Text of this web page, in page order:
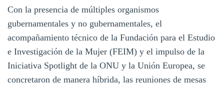
Con la presencia de múltiples organismos
gubernamentales y no gubernamentales, el
acompañamiento técnico de la Fundación para el Estudio
e Investigación de la Mujer (FEIM) y el impulso de la
Iniciativa Spotlight de la ONU y la Unión Europea, se
concretaron de manera híbrida, las reuniones de mesas